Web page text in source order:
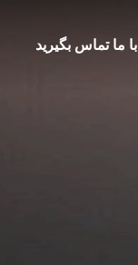
با ما تماس بگیرید